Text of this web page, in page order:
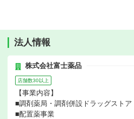
法人情報
株式会社富士薬品
店舗数30以上
【事業内容】
■調剤薬局・調剤併設ドラッグスト
■配置薬事業